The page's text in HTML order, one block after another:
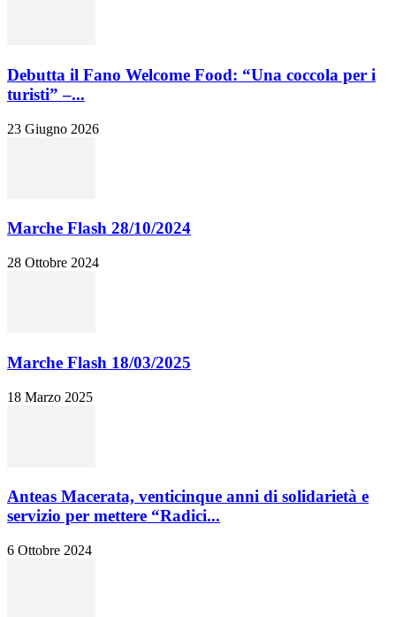
Debutta il Fano Welcome Food: “Una coccola per i
turisti” –...
23 Giugno 2026
Marche Flash 28/10/2024
28 Ottobre 2024
Marche Flash 18/03/2025
18 Marzo 2025
Anteas Macerata, venticinque anni di solidarietà e
servizio per mettere “Radici...
6 Ottobre 2024